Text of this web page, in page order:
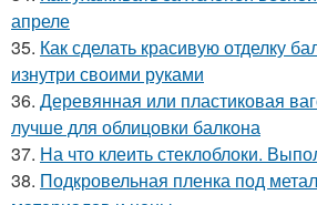
апреле
35. Как сделать красивую отделку
изнутри своими руками
36. Деревянная или пластиковая
лучше для облицовки балкона
37. На что клеить стеклоблоки.
38. Подкровельная пленка под